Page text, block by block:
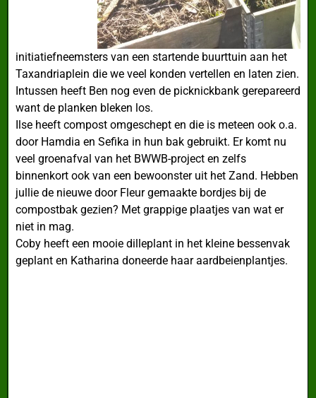
initiatiefneemsters van een startende buurttuin aan het
Taxandriaplein die we veel konden vertellen en laten zien.
Intussen heeft Ben nog even de picknickbank gerepareerd
want de planken bleken los.
Ilse heeft compost omgeschept en die is meteen ook o.a.
door Hamdia en Sefika in hun bak gebruikt. Er komt nu
veel groenafval van het BWWB-project en zelfs
binnenkort ook van een bewoonster uit het Zand. Hebben
jullie de nieuwe door Fleur gemaakte bordjes bij de
compostbak gezien? Met grappige plaatjes van wat er
niet in mag.
Coby heeft een mooie dilleplant in het kleine bessenvak
geplant en Katharina doneerde haar aardbeienplantjes.